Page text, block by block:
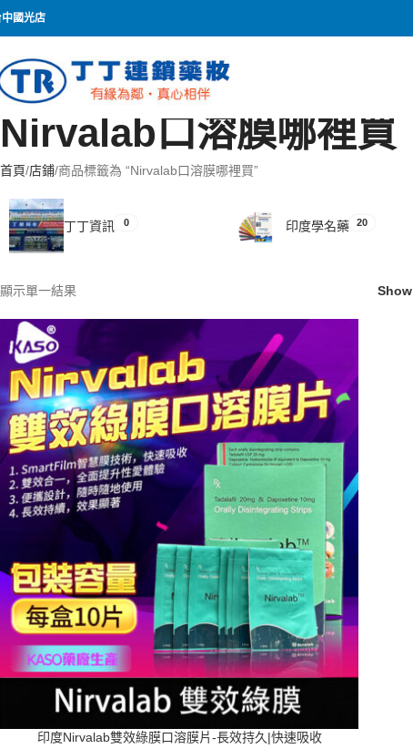
國光店
Nirvalab口溶膜哪裡買
首頁 店鋪 商品標籤為 “Nirvalab口溶膜哪裡買”
丁丁資訊 0 印度學名藥 20
顯示單一結果 Show
印度Nirvalab雙效綠膜口溶膜片-長效持久|快速吸收